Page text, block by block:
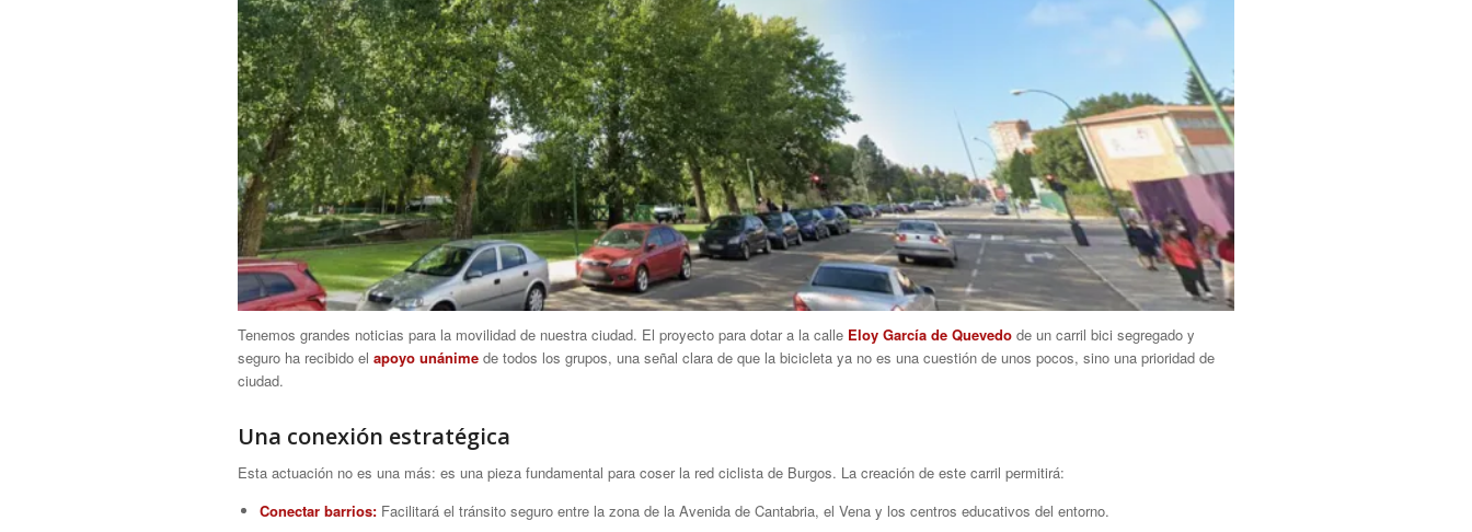
Tenemos grandes noticias para la movilidad de nuestra ciudad. El proyecto para dotar a la calle Eloy García de Quevedo de un carril bici segregado y
seguro ha recibido el apoyo unánime de todos los grupos, una señal clara de que la bicicleta ya no es una cuestión de unos pocos, sino una prioridad de
ciudad.
Una conexión estratégica
Esta actuación no es una más: es una pieza fundamental para coser la red ciclista de Burgos. La creación de este carril permitirá:
Conectar barrios: Facilitará el tránsito seguro entre la zona de la Avenida de Cantabria, el Vena y los centros educativos del entorno.